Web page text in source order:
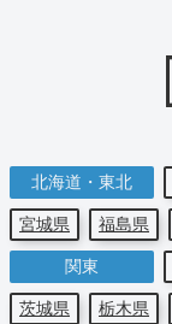
北海道・東北
宮城県
福島県
関東
茨城県
栃木県